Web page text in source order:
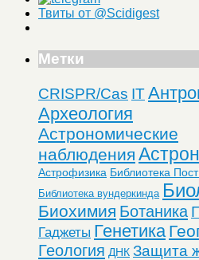
Твиты от @Scidigest
Метки
CRISPR/Cas IT
Археология
Астрономические
наблюдения
Астрофизика Библиотека
Библиотека вундеркинда
Биохимия Ботаника
Гаджеты Генетика
Геология ДНК Защита